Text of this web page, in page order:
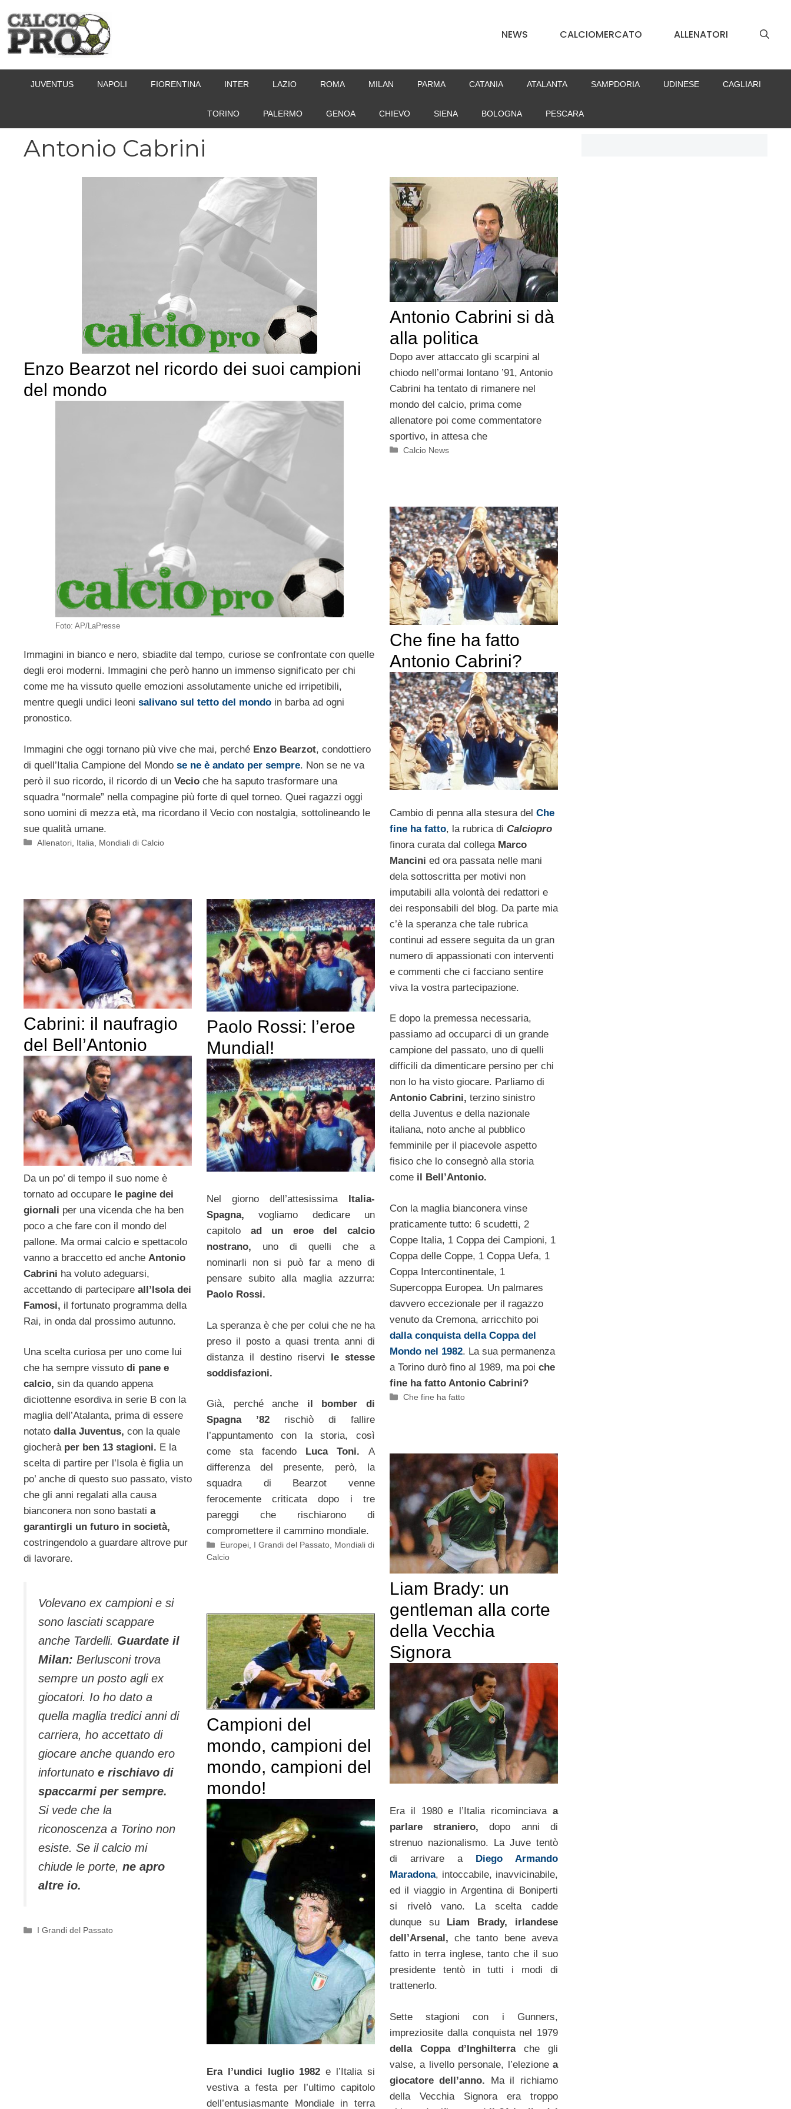
contenuto
NEWS CALCIOMERCATO ALLENATORI
JUVENTUS NAPOLI FIORENTINA INTER LAZIO ROMA MILAN PARMA CATANIA ATALANTA SAMPDORIA UDINESE CAGLIARI
TORINO PALERMO GENOA CHIEVO SIENA BOLOGNA PESCARA
Antonio Cabrini
Enzo Bearzot nel ricordo dei suoi campioni
del mondo
Foto: AP/LaPresse
Immagini in bianco e nero, sbiadite dal tempo, curiose se confrontate con quelle
degli eroi moderni. Immagini che però hanno un immenso significato per chi
come me ha vissuto quelle emozioni assolutamente uniche ed irripetibili,
mentre quegli undici leoni salivano sul tetto del mondo in barba ad ogni
pronostico.
Immagini che oggi tornano più vive che mai, perché Enzo Bearzot, condottiero
di quell’Italia Campione del Mondo se ne è andato per sempre. Non se ne va
però il suo ricordo, il ricordo di un Vecio che ha saputo trasformare una
squadra “normale” nella compagine più forte di quel torneo. Quei ragazzi oggi
sono uomini di mezza età, ma ricordano il Vecio con nostalgia, sottolineando le
sue qualità umane.
Categorie
Allenatori Italia Mondiali di Calcio
Antonio Cabrini si dà
alla politica
Dopo aver attaccato gli scarpini al
chiodo nell’ormai lontano ’91, Antonio
Cabrini ha tentato di rimanere nel
mondo del calcio, prima come
allenatore poi come commentatore
sportivo, in attesa che
Categorie
Calcio News
Che fine ha fatto
Antonio Cabrini?
Cambio di penna alla stesura del Che
fine ha fatto, la rubrica di Calciopro
finora curata dal collega Marco
Mancini ed ora passata nelle mani
dela sottoscritta per motivi non
imputabili alla volontà dei redattori e
dei responsabili del blog. Da parte mia
c’è la speranza che tale rubrica
continui ad essere seguita da un gran
numero di appassionati con interventi
e commenti che ci facciano sentire
viva la vostra partecipazione.
E dopo la premessa necessaria,
passiamo ad occuparci di un grande
campione del passato, uno di quelli
difficili da dimenticare persino per chi
non lo ha visto giocare. Parliamo di
Antonio Cabrini, terzino sinistro
della Juventus e della nazionale
italiana, noto anche al pubblico
femminile per il piacevole aspetto
fisico che lo consegnò alla storia
come il Bell’Antonio.
Con la maglia bianconera vinse
praticamente tutto: 6 scudetti, 2
Coppe Italia, 1 Coppa dei Campioni, 1
Coppa delle Coppe, 1 Coppa Uefa, 1
Coppa Intercontinentale, 1
Supercoppa Europea. Un palmares
davvero eccezionale per il ragazzo
venuto da Cremona, arricchito poi
dalla conquista della Coppa del
Mondo nel 1982. La sua permanenza
a Torino durò fino al 1989, ma poi che
fine ha fatto Antonio Cabrini?
Categorie
Che fine ha fatto
Cabrini: il naufragio
del Bell’Antonio
Da un po’ di tempo il suo nome è
tornato ad occupare le pagine dei
giornali per una vicenda che ha ben
poco a che fare con il mondo del
pallone. Ma ormai calcio e spettacolo
vanno a braccetto ed anche Antonio
Cabrini ha voluto adeguarsi,
accettando di partecipare all’Isola dei
Famosi, il fortunato programma della
Rai, in onda dal prossimo autunno.
Una scelta curiosa per uno come lui
che ha sempre vissuto di pane e
calcio, sin da quando appena
diciottenne esordiva in serie B con la
maglia dell’Atalanta, prima di essere
notato dalla Juventus, con la quale
giocherà per ben 13 stagioni. E la
scelta di partire per l’Isola è figlia un
po’ anche di questo suo passato, visto
che gli anni regalati alla causa
bianconera non sono bastati a
garantirgli un futuro in società,
costringendolo a guardare altrove pur
di lavorare.
Volevano ex campioni e si
sono lasciati scappare
anche Tardelli. Guardate il
Milan: Berlusconi trova
sempre un posto agli ex
giocatori. Io ho dato a
quella maglia tredici anni di
carriera, ho accettato di
giocare anche quando ero
infortunato e rischiavo di
spaccarmi per sempre.
Si vede che la
riconoscenza a Torino non
esiste. Se il calcio mi
chiude le porte, ne apro
altre io.
Categorie
I Grandi del Passato
Paolo Rossi: l’eroe
Mundial!
Nel giorno dell’attesissima
Italia-
Spagna,vogliamo dedicare un
capitolo ad un eroe del calcio
nostrano, uno di quelli che a
nominarli non si può far a meno di
pensare subito alla maglia azzurra:
Paolo Rossi.
La speranza è che per colui che ne ha
preso il posto a quasi trenta anni di
distanza il destino riservi le stesse
soddisfazioni.
Già, perché anche il bomber di
Spagna ’82rischiò di fallire
l’appuntamento con la storia, così
come sta facendoLuca Toni. A
differenza del presente, però, la
squadra di Bearzot venne
ferocemente criticata dopo i tre
pareggi che rischiarono di
compromettere il cammino mondiale.
Categorie
Europei, I Grandi del Passato, Mondiali di
Calcio
Liam Brady: un
gentleman alla corte
della Vecchia
Signora
Era il 1980 e l’Italia ricominciava a
parlare straniero, dopo anni di
strenuo nazionalismo. La Juve tentò
di arrivare a
Diego Armando
Maradona, intoccabile, inavvicinabile,
ed il viaggio in Argentina di Boniperti
si rivelò vano. La scelta cadde
dunque su
Liam Brady, irlandese
dell’Arsenal, che tanto bene aveva
fatto in terra inglese, tanto che il suo
presidente tentò in tutti i modi di
trattenerlo.
Sette stagioni con i Gunners,
impreziosite dalla conquista nel 1979
della Coppa d’Inghilterrache gli
valse, a livello personale, l’elezione a
giocatore dell’anno. Ma il richiamo
della Vecchia Signora era troppo
Campioni del
mondo, campioni del
mondo, campioni del
mondo!
Era l’undici luglio 1982e l’Italia si
vestiva a festa per l’ultimo capitolo
dell’entusiasmante Mondiale in terra